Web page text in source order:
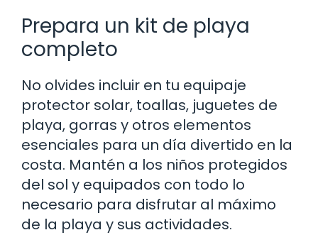
Prepara un kit de playa
completo
No olvides incluir en tu equipaje
protector solar, toallas, juguetes de
playa, gorras y otros elementos
esenciales para un día divertido en la
costa. Mantén a los niños protegidos
del sol y equipados con todo lo
necesario para disfrutar al máximo
de la playa y sus actividades.